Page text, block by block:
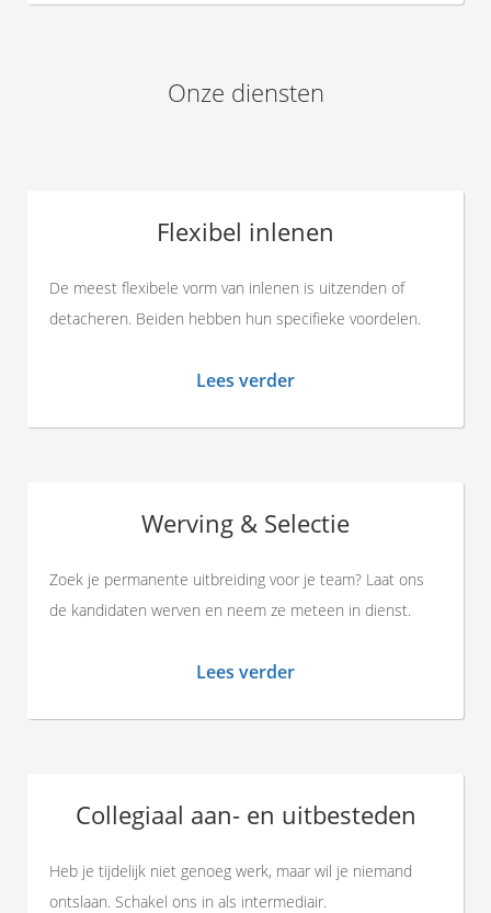
Onze diensten
Flexibel inlenen
De meest flexibele vorm van inlenen is uitzenden of
detacheren. Beiden hebben hun specifieke voordelen.
Lees verder
Werving & Selectie
Zoek je permanente uitbreiding voor je team? Laat ons
de kandidaten werven en neem ze meteen in dienst.
Lees verder
Collegiaal aan- en uitbesteden
Heb je tijdelijk niet genoeg werk, maar wil je niemand
ontslaan. Schakel ons in als intermediair.